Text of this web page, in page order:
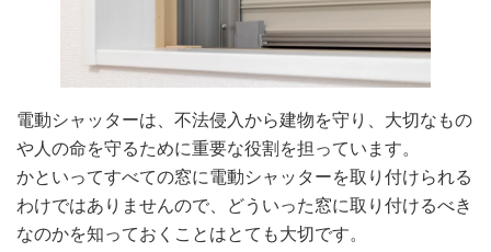
電動シャッターは、不法侵入から建物を守り、大切なもの
や人の命を守るために重要な役割を担っています。
かといってすべての窓に電動シャッターを取り付けられる
わけではありませんので、どういった窓に取り付けるべき
なのかを知っておくことはとても大切です。